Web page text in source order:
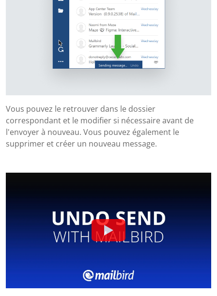
Vous pouvez le retrouver dans le dossier
correspondant et le modifier si nécessaire avant de
l'envoyer à nouveau. Vous pouvez également le
supprimer et créer un nouveau message.